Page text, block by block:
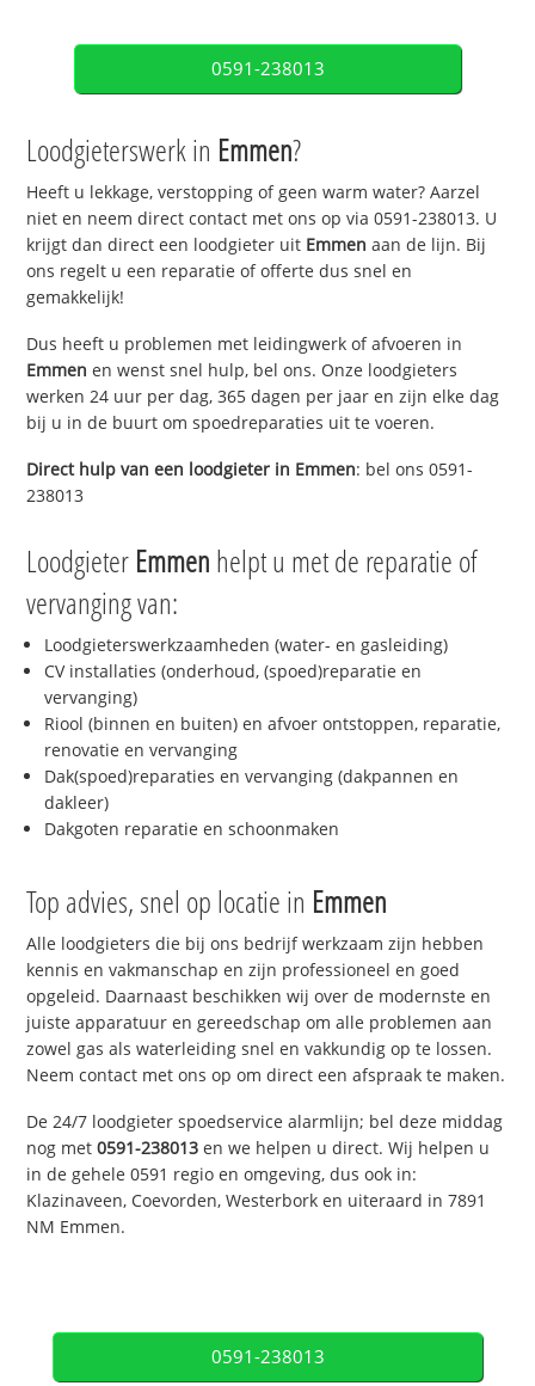
0591-238013
Loodgieterswerk in Emmen?
Heeft u lekkage, verstopping of geen warm water? Aarzel
niet en neem direct contact met ons op via 0591-238013. U
krijgt dan direct een loodgieter uit Emmen aan de lijn. Bij
ons regelt u een reparatie of offerte dus snel en
gemakkelijk!
Dus heeft u problemen met leidingwerk of afvoeren in
Emmen en wenst snel hulp, bel ons. Onze loodgieters
werken 24 uur per dag, 365 dagen per jaar en zijn elke dag
bij u in de buurt om spoedreparaties uit te voeren.
Direct hulp van een loodgieter in Emmen: bel ons 0591-
238013
Loodgieter Emmen helpt u met de reparatie of
vervanging van:
Loodgieterswerkzaamheden (water- en gasleiding)
CV installaties (onderhoud, (spoed)reparatie en
vervanging)
Riool (binnen en buiten) en afvoer ontstoppen, reparatie,
renovatie en vervanging
Dak(spoed)reparaties en vervanging (dakpannen en
dakleer)
Dakgoten reparatie en schoonmaken
Top advies, snel op locatie in Emmen
Alle loodgieters die bij ons bedrijf werkzaam zijn hebben
kennis en vakmanschap en zijn professioneel en goed
opgeleid. Daarnaast beschikken wij over de modernste en
juiste apparatuur en gereedschap om alle problemen aan
zowel gas als waterleiding snel en vakkundig op te lossen.
Neem contact met ons op om direct een afspraak te maken.
De 24/7 loodgieter spoedservice alarmlijn; bel deze middag
nog met0591-238013 en we helpen u direct. Wij helpen u
in de gehele 0591 regio en omgeving, dus ook in:
Klazinaveen, Coevorden, Westerbork en uiteraard in 7891
NM Emmen.
0591-238013